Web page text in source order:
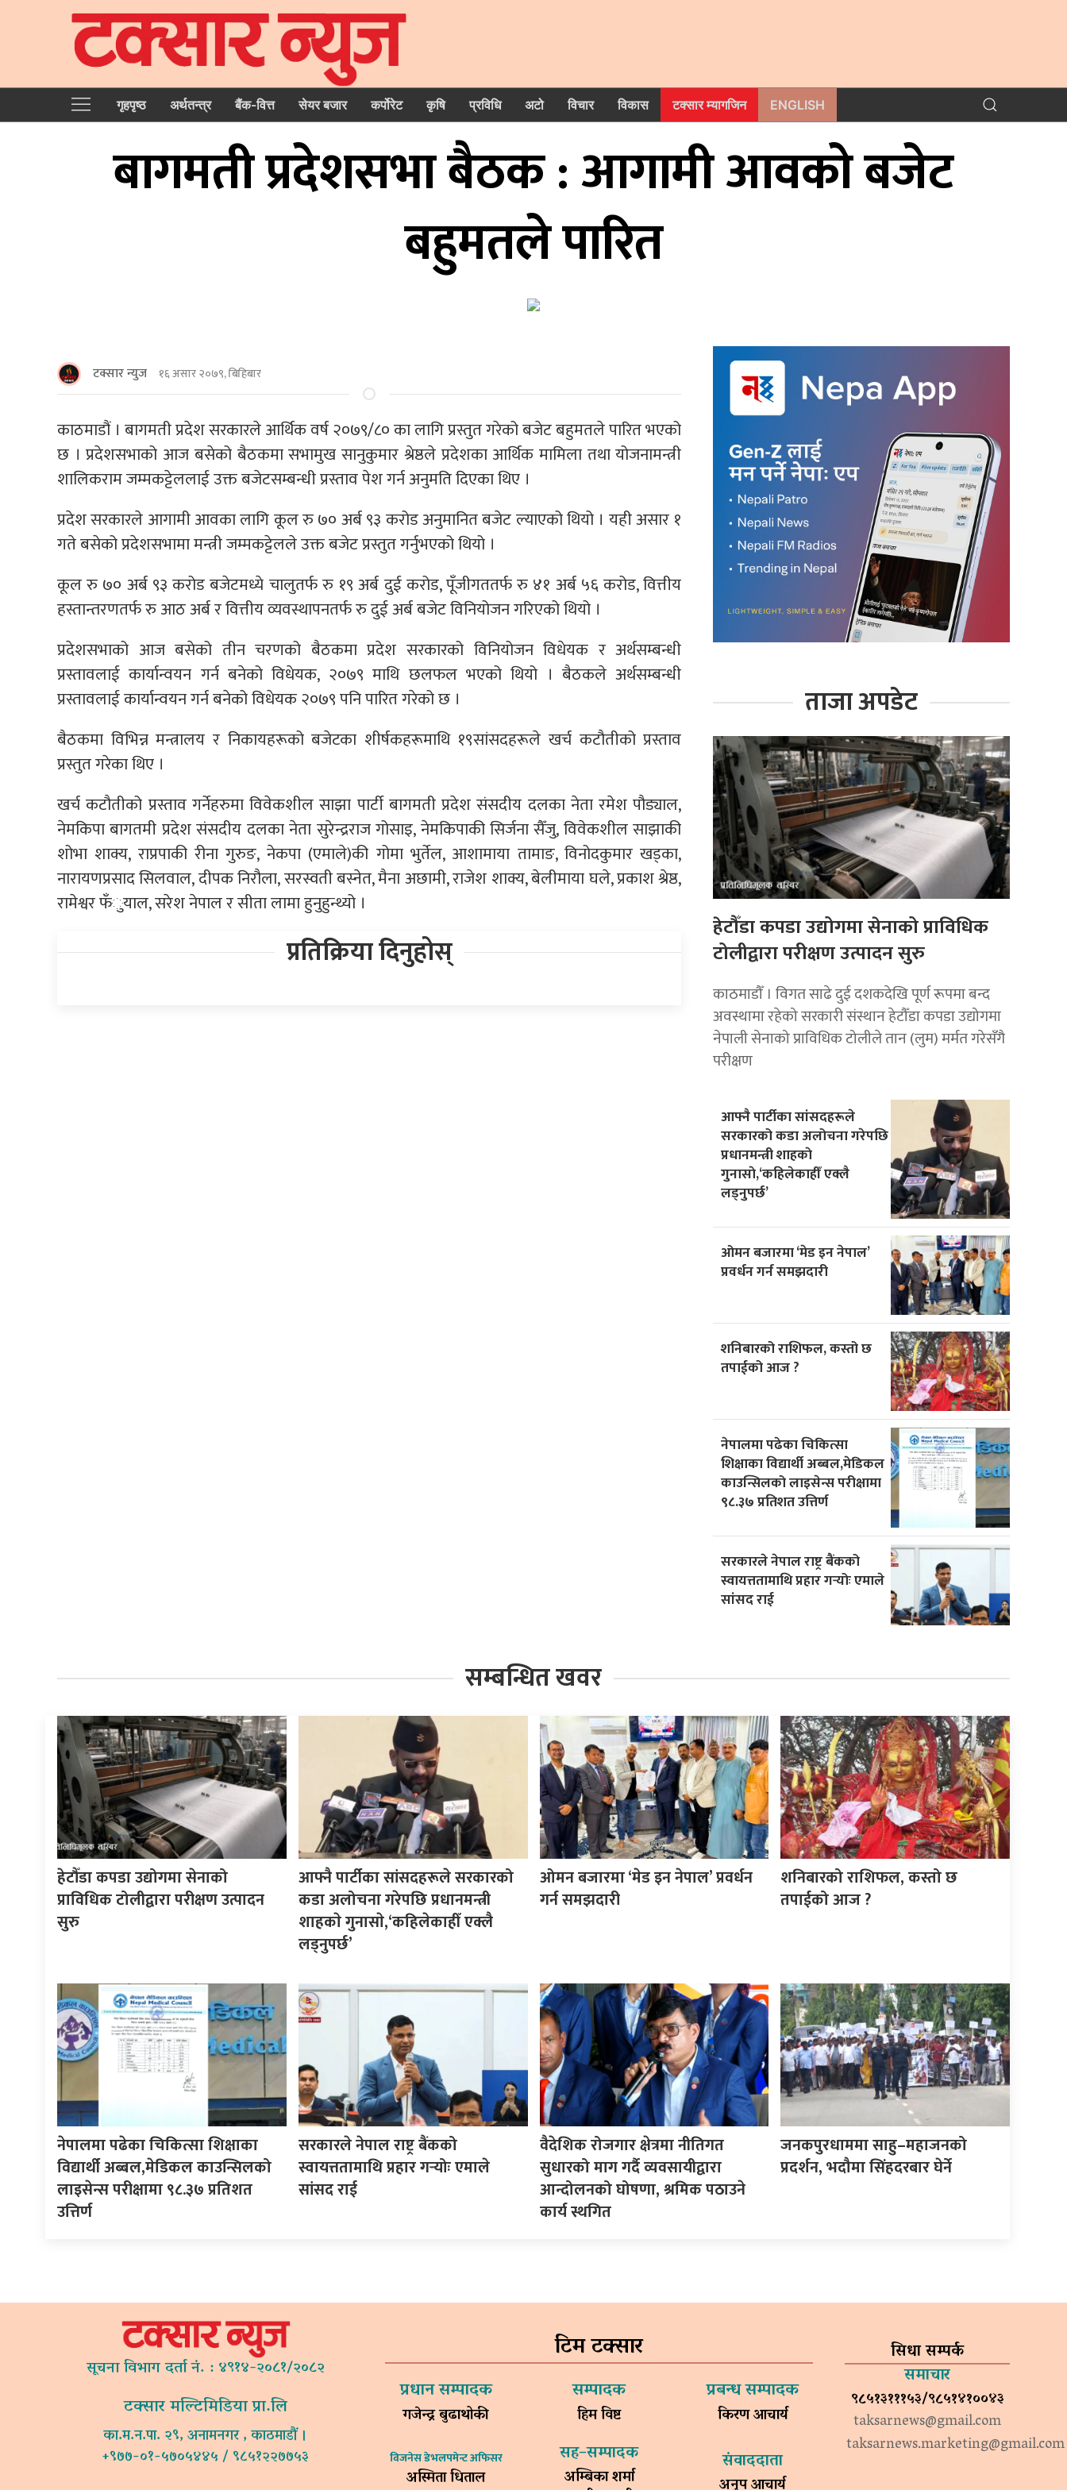
गृहपृष्‍ठ अर्थतन्त्र बैंक-वित्त सेयर बजार कर्पोरेट कृषि प्रविधि अटो विचार विकास टक्सार म्यागजिन ENGLISH
बागमती प्रदेशसभा बैठक : आगामी आवको बजेट
बहुमतले पारित
टक्सार न्युज १६ असार २०७९, बिहिबार
काठमाडौं । बागमती प्रदेश सरकारले आर्थिक वर्ष २०७९/८० का लागि प्रस्तुत गरेको बजेट बहुमतले पारित भएको
छ । प्रदेशसभाको आज बसेको बैठकमा सभामुख सानुकुमार श्रेष्ठले प्रदेशका आर्थिक मामिला तथा योजनामन्त्री
शालिकराम जम्मकट्टेललाई उक्त बजेटसम्बन्धी प्रस्ताव पेश गर्न अनुमति दिएका थिए ।
प्रदेश सरकारले आगामी आवका लागि कूल रु ७० अर्ब ९३ करोड अनुमानित बजेट ल्याएको थियो । यही असार १
गते बसेको प्रदेशसभामा मन्त्री जम्मकट्टेलले उक्त बजेट प्रस्तुत गर्नुभएको थियो ।
कूल रु ७० अर्ब ९३ करोड बजेटमध्ये चालुतर्फ रु १९ अर्ब दुई करोड, पूँजीगततर्फ रु ४१ अर्ब ५६ करोड, वित्तीय
हस्तान्तरणतर्फ रु आठ अर्ब र वित्तीय व्यवस्थापनतर्फ रु दुई अर्ब बजेट विनियोजन गरिएको थियो ।
प्रदेशसभाको आज बसेको तीन चरणको बैठकमा प्रदेश सरकारको विनियोजन विधेयक र अर्थसम्बन्धी
प्रस्तावलाई कार्यान्वयन गर्न बनेको विधेयक, २०७९ माथि छलफल भएको थियो । बैठकले अर्थसम्बन्धी
प्रस्तावलाई कार्यान्वयन गर्न बनेको विधेयक २०७९ पनि पारित गरेको छ ।
बैठकमा विभिन्न मन्त्रालय र निकायहरूको बजेटका शीर्षकहरूमाथि १९सांसदहरूले खर्च कटौतीको प्रस्ताव
प्रस्तुत गरेका थिए ।
खर्च कटौतीको प्रस्ताव गर्नेहरुमा विवेकशील साझा पार्टी बागमती प्रदेश संसदीय दलका नेता रमेश पौड्याल,
नेमकिपा बागतमी प्रदेश संसदीय दलका नेता सुरेन्द्रराज गोसाइ, नेमकिपाकी सिर्जना सैँजु, विवेकशील साझाकी
शोभा शाक्य, राप्रपाकी रीना गुरुङ, नेकपा (एमाले)की गोमा भुर्तेल, आशामाया तामाङ, विनोदकुमार खड्का,
नारायणप्रसाद सिलवाल, दीपक निरौला, सरस्वती बस्नेत, मैना अछामी, राजेश शाक्य, बेलीमाया घले, प्रकाश श्रेष्ठ,
रामेश्वर फँुयाल, सरेश नेपाल र सीता लामा हुनुहुन्थ्यो ।
प्रतिक्रिया दिनुहोस्
ताजा अपडेट
हेटौँडा कपडा उद्योगमा सेनाको प्राविधिक
टोलीद्वारा परीक्षण उत्पादन सुरु
काठमाडौँ । विगत साढे दुई दशकदेखि पूर्ण रूपमा बन्द
अवस्थामा रहेको सरकारी संस्थान हेटौँडा कपडा उद्योगमा
नेपाली सेनाको प्राविधिक टोलीले तान (लुम) मर्मत गरेसँगै
परीक्षण
आफ्नै पार्टीका सांसदहरूले
सरकारको कडा अलोचना गरेपछि
प्रधानमन्त्री शाहकाे
गुनासाे,‘कहिलेकाहीँ एक्लै
लड्नुपर्छ’
ओमन बजारमा ‘मेड इन नेपाल’
प्रवर्धन गर्न समझदारी
शनिबारको राशिफल, कस्तो छ
तपाईको आज ?
नेपालमा पढेका चिकित्सा
शिक्षाका विद्यार्थी अब्बल,मेडिकल
काउन्सिलको लाइसेन्स परीक्षामा
९८.३७ प्रतिशत उत्तिर्ण
सरकारले नेपाल राष्ट्र बैंकको
स्वायत्ततामाथि प्रहार गर्‍योः एमाले
सांसद राई
सम्बन्धित खवर
हेटौँडा कपडा उद्योगमा सेनाको
प्राविधिक टोलीद्वारा परीक्षण उत्पादन
सुरु
आफ्नै पार्टीका सांसदहरूले सरकारको
कडा अलोचना गरेपछि प्रधानमन्त्री
शाहकाे गुनासाे,‘कहिलेकाहीँ एक्लै
लड्नुपर्छ’
ओमन बजारमा ‘मेड इन नेपाल’ प्रवर्धन
गर्न समझदारी
शनिबारको राशिफल, कस्तो छ
तपाईको आज ?
नेपालमा पढेका चिकित्सा शिक्षाका
विद्यार्थी अब्बल,मेडिकल काउन्सिलको
लाइसेन्स परीक्षामा ९८.३७ प्रतिशत
उत्तिर्ण
सरकारले नेपाल राष्ट्र बैंकको
स्वायत्ततामाथि प्रहार गर्‍योः एमाले
सांसद राई
वैदेशिक रोजगार क्षेत्रमा नीतिगत
सुधारको माग गर्दै व्यवसायीद्वारा
आन्दोलनको घोषणा, श्रमिक पठाउने
कार्य स्थगित
जनकपुरधाममा साहु–महाजनको
प्रदर्शन, भदौमा सिंहदरबार घेर्ने
सूचना विभाग दर्ता नं. : ४९१४-२०८१/२०८२
टक्सार मल्टिमिडिया प्रा.लि
का.म.न.पा. २९, अनामनगर , काठमाडौं ।
+९७७-०१-५७०५४४५ / ९८५१२२७७५३
टिम टक्सार
प्रधान सम्पादक
गजेन्द्र बुढाथोकी
सम्पादक
हिम विष्ट
प्रबन्ध सम्पादक
किरण आचार्य
विजनेस डेभलपमेन्ट अफिसर
अस्मिता धिताल
सह–सम्पादक
अम्बिका शर्मा
संवाददाता
सिधा सम्पर्क
समाचार
९८५१३१११५३/९८५१४१००४३
taksarnews@gmail.com
taksarnews.marketing@gmail.com